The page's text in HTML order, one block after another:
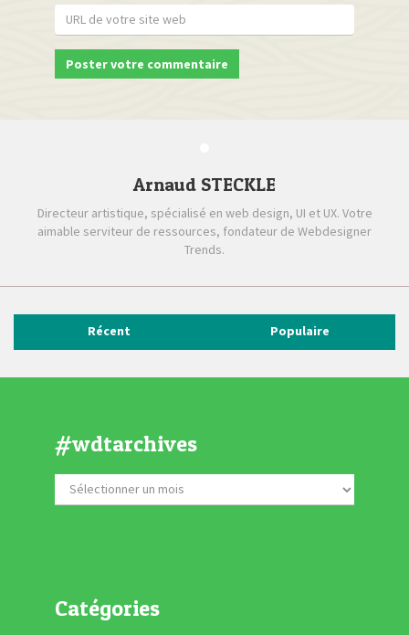
Arnaud STECKLE
Directeur artistique, spécialisé en web design, UI et UX. Votre
aimable serviteur de ressources, fondateur de Webdesigner
Trends.
Récent Populaire
#wdtarchives
Catégories